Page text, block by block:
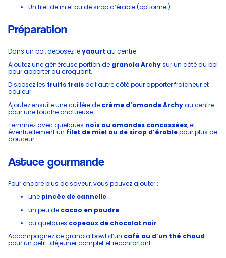
Un filet de miel ou de sirop d’érable (optionnel)
Préparation
Dans un bol, déposez leyaourt au centre.
Ajoutez une généreuse portion de granola Archysur un côté du bol
pour apporter du croquant.
Disposez les fruits fraisde l’autre côté pour apporter fraîcheur et
couleur.
Ajoutez ensuite une cuillère de crème d’amande Archyau centre
pour une touche onctueuse.
Terminez avec quelques noix ou amandes concassées, et
éventuellement un filet de miel ou de sirop d’érablepour plus de
douceur.
Astuce gourmande
Pour encore plus de saveur, vous pouvez ajouter :
une pincée de cannelle
un peu de cacao en poudre
ou quelques copeaux de chocolat noir
Accompagnez ce granola bowl d’un café ou d’un thé chaud
pour un petit-déjeuner complet et réconfortant.